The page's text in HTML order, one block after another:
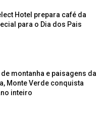
Hotel prepara café da
para o Dia dos Pais
montanha e paisagens da
Monte Verde conquista
inteiro